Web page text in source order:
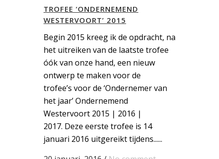
TROFEE ‘ONDERNEMEND
WESTERVOORT’ 2015
Begin 2015 kreeg ik de opdracht, na
het uitreiken van de laatste trofee
óók van onze hand, een nieuw
ontwerp te maken voor de
trofee’s voor de ‘Ondernemer van
het jaar’ Ondernemend
Westervoort 2015 | 2016 |
2017. Deze eerste trofee is 14
januari 2016 uitgereikt tijdens......